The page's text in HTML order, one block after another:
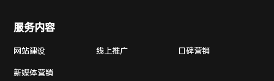
服务内容
网站建设 线上推广 口碑营销
新媒体营销